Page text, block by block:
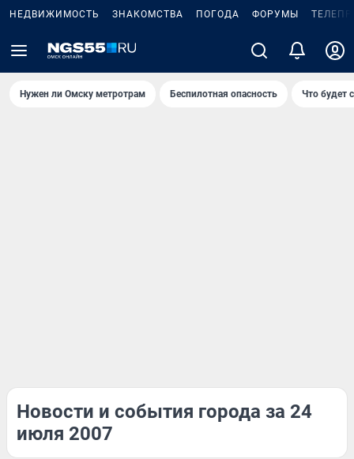
НЕДВИЖИМОСТЬ ЗНАКОМСТВА ПОГОДА ФОРУМЫ
Нужен ли Омску метротрам Беспилотная опасность Что будет
Новости и события города за 24
июля 2007